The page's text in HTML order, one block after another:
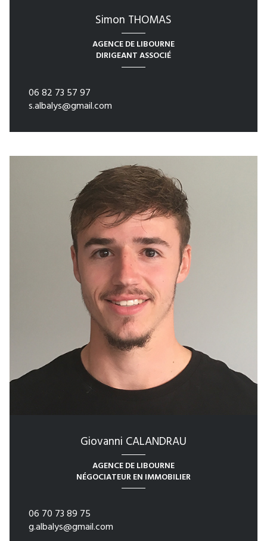
Simon THOMAS
AGENCE DE LIBOURNE
DIRIGEANT ASSOCIÉ
06 82 73 57 97
s.albalys@gmail.com
Giovanni CALANDRAU
AGENCE DE LIBOURNE
NÉGOCIATEUR EN IMMOBILIER
06 70 73 89 75
g.albalys@gmail.com